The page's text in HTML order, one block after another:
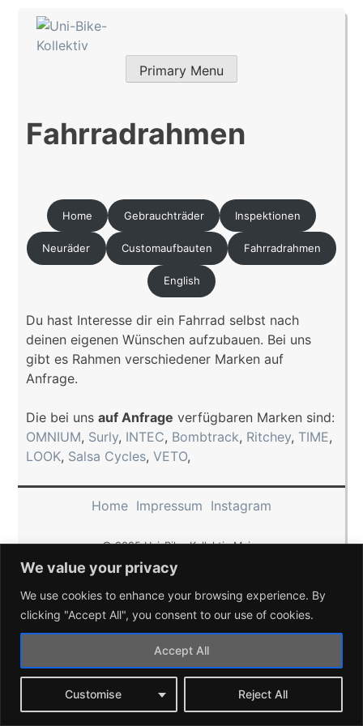
We value your privacy
We use cookies to enhance your browsing experience. By
clicking "Accept All", you consent to our use of cookies.
Customise Reject All
Accept All
Skip
Uni-Bike-Kollektiv
Primary Menu
Fahrradrahmen
Home Gebrauchträder Inspektionen
Neuräder Customaufbauten Fahrradrahmen
English
Du hast Interesse dir ein Fahrrad selbst nach
deinen eigenen Wünschen aufzubauen. Bei uns
gibt es Rahmen verschiedener Marken auf
Anfrage.
Die bei unsauf Anfrage verfügbaren Marken sind:
OMNIUM, Surly, INTEC, Bombtrack, Ritchey, TIME,
LOOK, Salsa Cycles,VETO,
Home Impressum Instagram
© 2025 Uni-Bike-Kollektiv Mainz